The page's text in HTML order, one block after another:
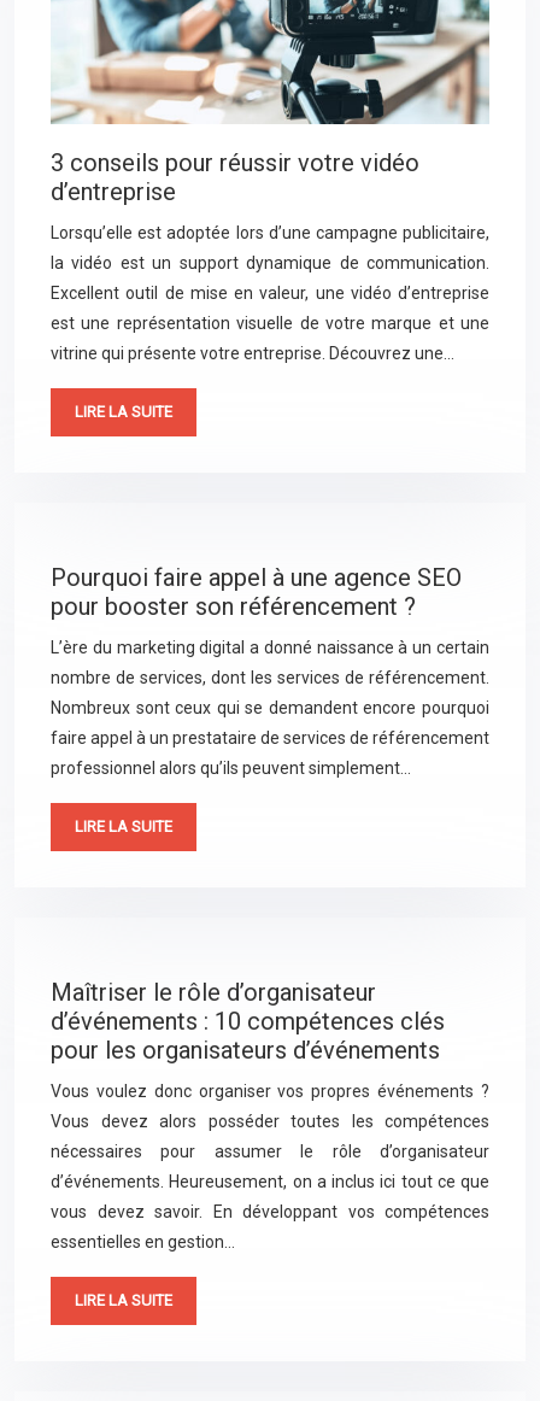
3 conseils pour réussir votre vidéo
d’entreprise
Lorsqu’elle est adoptée lors d’une campagne publicitaire,
la vidéo est un support dynamique de communication.
Excellent outil de mise en valeur, une vidéo d’entreprise
est une représentation visuelle de votre marque et une
vitrine qui présente votre entreprise. Découvrez une…
LIRE LA SUITE
Pourquoi faire appel à une agence SEO
pour booster son référencement ?
L’ère du marketing digital a donné naissance à un certain
nombre de services, dont les services de référencement.
Nombreux sont ceux qui se demandent encore pourquoi
faire appel à un prestataire de services de référencement
professionnel alors qu’ils peuvent simplement…
LIRE LA SUITE
Maîtriser le rôle d’organisateur
d’événements : 10 compétences clés
pour les organisateurs d’événements
Vous voulez donc organiser vos propres événements ?
Vous devez alors posséder toutes les compétences
nécessaires pour assumer le rôle d’organisateur
d’événements. Heureusement, on a inclus ici tout ce que
vous devez savoir. En développant vos compétences
essentielles en gestion…
LIRE LA SUITE